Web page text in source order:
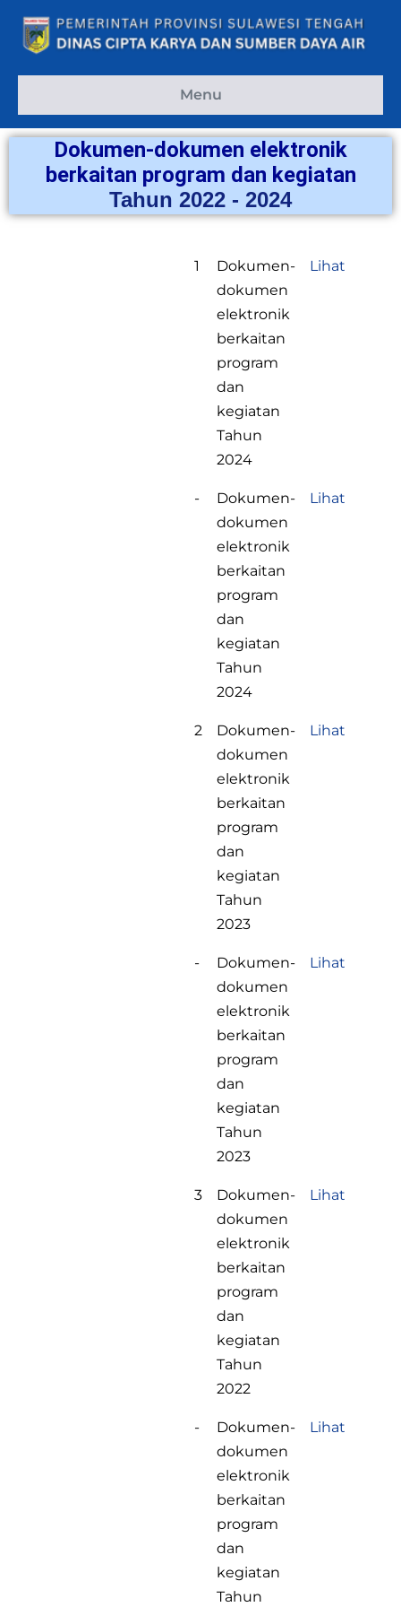
Menu
Dokumen-dokumen elektronik
berkaitan program dan kegiatan
Tahun 2022 - 2024
1
Dokumen-
dokumen
elektronik
berkaitan
program
dan
kegiatan
Tahun
2024
Lihat
-
Dokumen-
dokumen
elektronik
berkaitan
program
dan
kegiatan
Tahun
2024
Lihat
2
Dokumen-
dokumen
elektronik
berkaitan
program
dan
kegiatan
Tahun
2023
Lihat
-
Dokumen-
dokumen
elektronik
berkaitan
program
dan
kegiatan
Tahun
2023
Lihat
3
Dokumen-
dokumen
elektronik
berkaitan
program
dan
kegiatan
Tahun
2022
Lihat
-
Dokumen-
dokumen
elektronik
berkaitan
program
dan
kegiatan
Tahun
Lihat